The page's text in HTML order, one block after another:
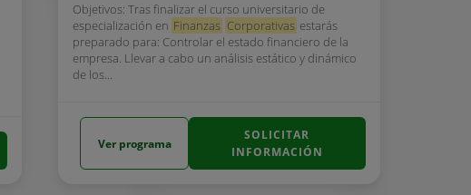
Objetivos: Tras finalizar el curso universitario de
especialización en Finanzas Corporativas estarás
preparado para: Controlar el estado financiero de la
empresa. Llevar a cabo un análisis estático y dinámico
de los...
Ver programa
SOLICITAR
INFORMACIÓN